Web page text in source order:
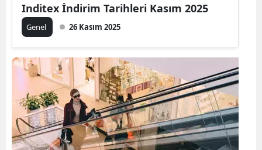
Inditex İndirim Tarihleri Kasım 2025
Genel 26 Kasım 2025